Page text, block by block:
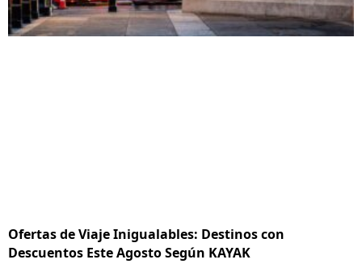
Ofertas de Viaje Inigualables: Destinos con
Descuentos Este Agosto Según KAYAK